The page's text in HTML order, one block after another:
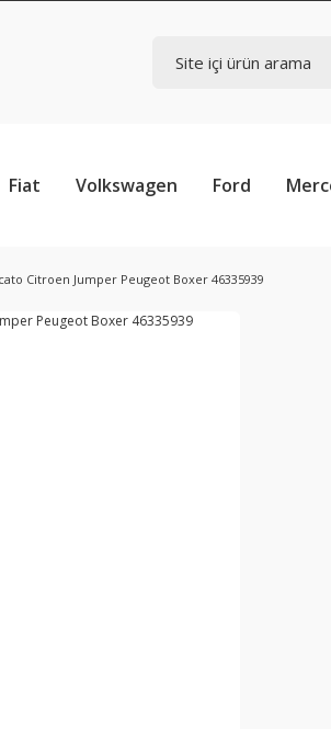
Fiat Volkswagen Ford
Citroen Jumper Peugeot Boxer 46335939